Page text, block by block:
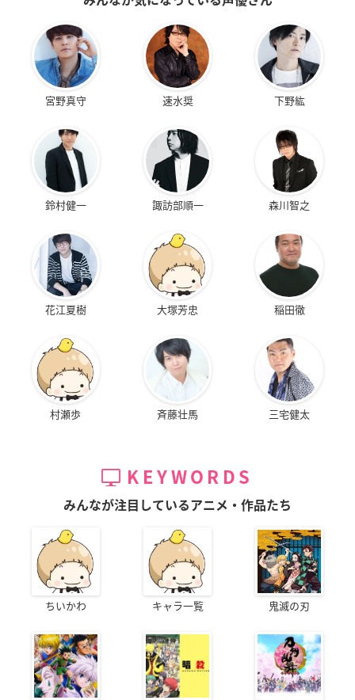
宮野真守 速水奨 下野紘
鈴村健一 諏訪部順一 森川智之
花江夏樹 大塚芳忠 稲田徹
村瀬歩 斉藤壮馬 三宅健太
KEYWORDS
みんなが注目しているアニメ・作品たち
ちいかわ キャラ一覧 鬼滅の刃